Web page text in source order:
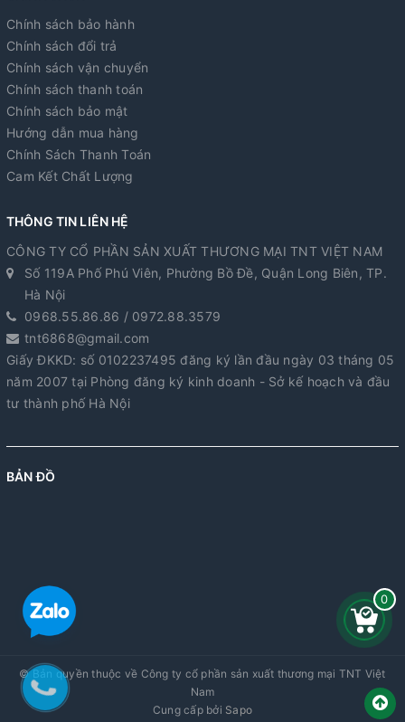
Chính sách bảo hành
Chính sách đổi trả
Chính sách vận chuyển
Chính sách thanh toán
Chính sách bảo mật
Hướng dẫn mua hàng
Chính Sách Thanh Toán
Cam Kết Chất Lượng
THÔNG TIN LIÊN HỆ
CÔNG TY CỔ PHẦN SẢN XUẤT THƯƠNG MẠI TNT VIỆT NAM
Số 119A Phố Phú Viên, Phường Bồ Đề, Quận Long Biên, TP.
Hà Nội
0968.55.86.86 / 0972.88.3579
tnt6868@gmail.com
Giấy ĐKKD: số 0102237495 đăng ký lần đầu ngày 03 tháng 05
năm 2007 tại Phòng đăng ký kinh doanh - Sở kế hoạch và đầu
tư thành phố Hà Nội
BẢN ĐỒ
© Bản quyền thuộc về Công ty cổ phần sản xuất thương mại TNT Việt
Nam
Cung cấp bởi Sapo
0